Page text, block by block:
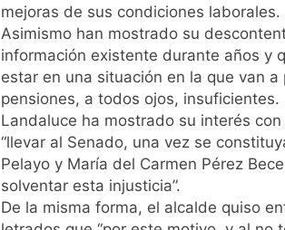
mejoras de sus condiciones laborales.
Asimismo han mostrado su
información existente durante años y
estar en una situación en la que van a
pensiones, a todos ojos, insuficientes.
Landaluce ha mostrado su interés
“llevar al Senado, una vez se
Pelayo y María del Carmen Pérez
solventar esta injusticia”.
De la misma forma, el alcalde quiso